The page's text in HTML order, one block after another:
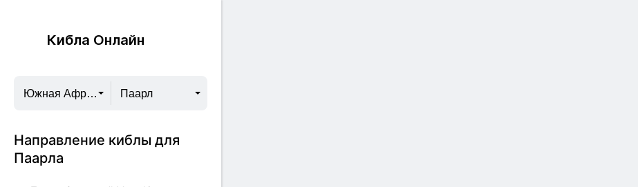
Кибла Онлайн
Южная Африка Паарл
Направление киблы для
Паарла